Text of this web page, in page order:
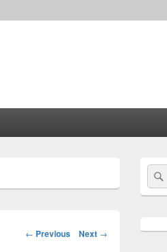
Навигация
← Previous Next →
for: